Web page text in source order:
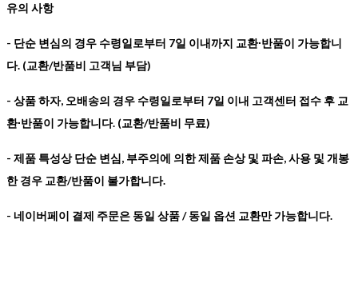
유의 사항
- 단순 변심의 경우 수령일로부터 7일 이내까지 교환∙반품이 가능합니
다. (교환/반품비 고객님 부담)
- 상품 하자, 오배송의 경우 수령일로부터 7일 이내 고객센터 접수 후 교
환∙반품이 가능합니다. (교환/반품비 무료)
- 제품 특성상 단순 변심, 부주의에 의한 제품 손상 및 파손, 사용 및 개봉
한 경우 교환/반품이 불가합니다.
- 네이버페이 결제 주문은 동일 상품 / 동일 옵션 교환만 가능합니다.